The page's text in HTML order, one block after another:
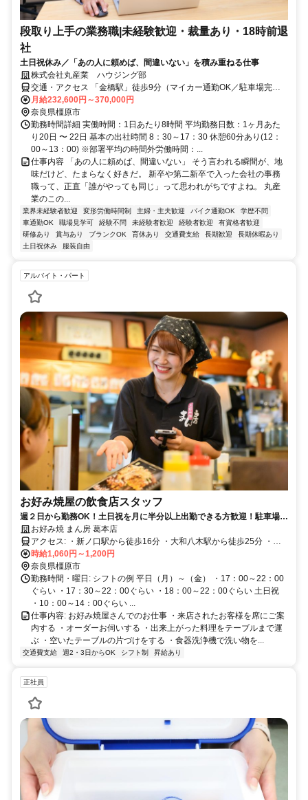
段取り上手の業務職|未経験歓迎・裁量あり・18時前退
社
土日祝休み／「あの人に頼めば、間違いない」を積み重ねる仕事
株式会社丸産業 ハウジング部
交通・アクセス 「金橋駅」徒歩9分（マイカー通勤OK／駐車場完
備）
月給232,600円～370,000円
奈良県橿原市
勤務時間詳細 実働時間：1日あたり8時間 平均勤務日数：1ヶ月あた
り20日 〜 22日 基本の出社時間 8：30～17：30 休憩60分あり(12：
00～13：00) ※部署平均の時間外労働時間：...
仕事内容 「あの人に頼めば、間違いない」 そう言われる瞬間が、地
味だけど、たまらなく好きだ。 新卒や第二新卒で入った会社の事務
職って、正直「誰がやっても同じ」って思われがちですよね。 丸産
業のこの...
業界未経験者歓迎 変形労働時間制 主婦・主夫歓迎 バイク通勤OK
学歴不問
車通勤OK
職場見学可 経験不問 未経験者歓迎 経験者歓迎
有資格者歓迎
研修あり
賞与あり ブランクOK 育休あり 交通費支給 長期歓迎
長期休暇あり
土日祝休み
服装自由
アルバイト・パート
お好み焼屋の飲食店スタッフ
週２日から勤務OK！土日祝を月に半分以上出勤できる方歓迎！駐車場、
駐輪場完備！未経験者歓迎！
お好み焼 まん房 葛本店
アクセス: ・新ノ口駅から徒歩16分 ・大和八木駅から徒歩25分 ・自
転車通勤OK ・車通勤、バイク通勤OK
時給1,060円～1,200円
奈良県橿原市
勤務時間・曜日: シフトの例 平日（月）～（金） ・17：00～22：00
ぐらい ・17：30～22：00ぐらい ・18：00～22：00ぐらい 土日祝
・10：00～14：00ぐらい ...
仕事内容: お好み焼屋さんでのお仕事 ・来店されたお客様を席にご案
内する ・オーダーお伺いする ・出来上がった料理をテーブルまで運
ぶ ・空いたテーブルの片づけをする ・食器洗浄機で洗い物を...
交通費支給 週2・3日からOK シフト制 昇給あり
正社員